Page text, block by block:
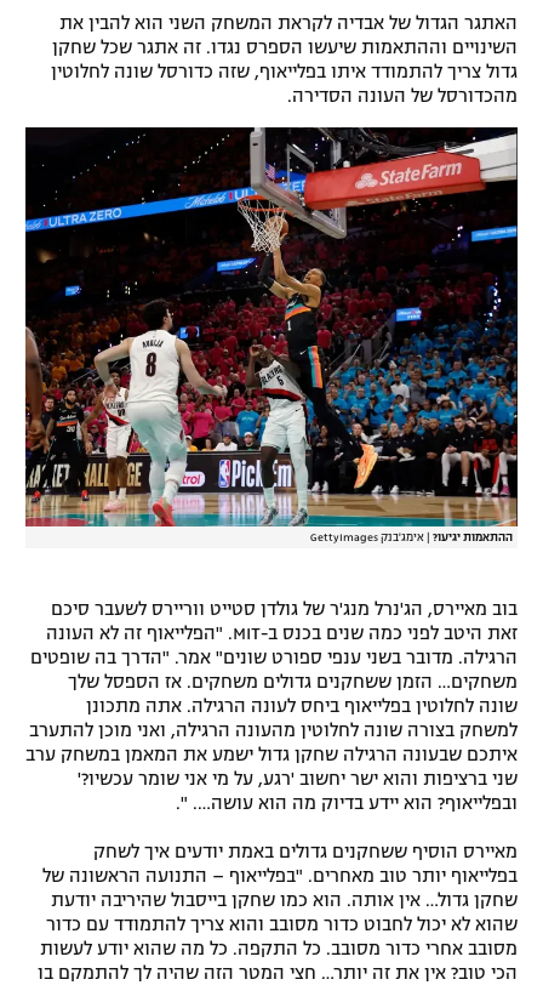
האתגר הגדול של אבדיה לקראת המשחק השני הוא להבין את
השינויים וההתאמות שיעשו הספרס נגדו. זה אתגר שכל שחקן
גדול צריך להתמודד איתו בפלייאוף, שזה כדורסל שונה לחלוטין
מהכדורסל של העונה הסדירה.
ההתאמות יגיעו? אימג'בנק GettyImages
בוב מאיירס, הג'נרל מנג'ר של גולדן סטייט ווריירס לשעבר סיכם
זאת היטב לפני כמה שנים בכנס ב-MIT. "הפלייאוף זה לא העונה
הרגילה. מדובר בשני ענפי ספורט שונים" אמר. "הדרך בה שופטים
משחקים… הזמן ששחקנים גדולים משחקים. אז הספסל שלך
שונה לחלוטין בפלייאוף ביחס לעונה הרגילה. אתה מתכונן
למשחק בצורה שונה לחלוטין מהעונה הרגילה, ואני מוכן להתערב
איתכם שבעונה הרגילה שחקן גדול ישמע את המאמן במשחק ערב
שני ברציפות והוא ישר יחשוב 'רגע, על מי אני שומר עכשיו?'
ובפלייאוף? הוא יידע בדיוק מה הוא עושה…. ".
מאיירס הוסיף ששחקנים גדולים באמת יודעים איך לשחק
בפלייאוף יותר טוב מאחרים. "בפלייאוף – התנועה הראשונה של
שחקן גדול… אין אותה. הוא כמו שחקן בייסבול שהיריבה יודעת
שהוא לא יכול לחבוט כדור מסובב והוא צריך להתמודד עם כדור
מסובב אחרי כדור מסובב. כל התקפה. כל מה שהוא יודע לעשות
הכי טוב? אין את זה יותר… חצי המטר הזה שהיה לך להתמקם בו